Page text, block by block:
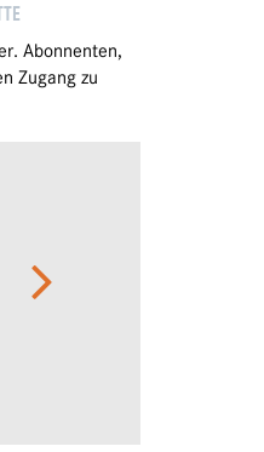
Abonnenten,
Zugang zu